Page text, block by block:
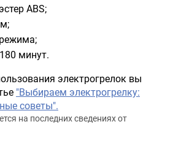
ABS;
минут.
электрогрелок вы
"Выбираем электрогрелку:
советы".
на последних сведениях от